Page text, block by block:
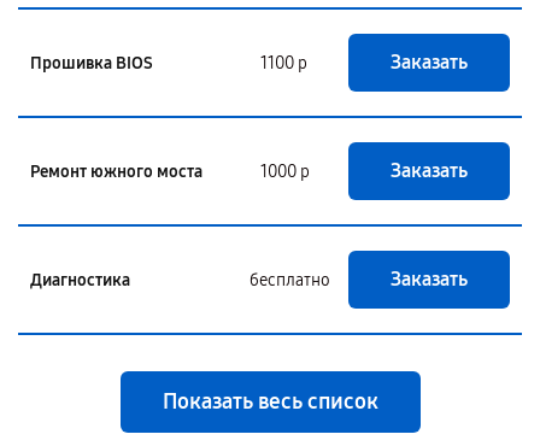
Прошивка BIOS 1100 р Заказать
Ремонт южного моста 1000 р Заказать
Диагностика бесплатно Заказать
Показать весь список